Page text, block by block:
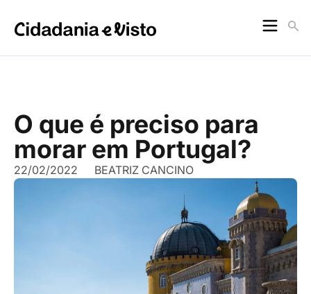
O que é preciso para
morar em Portugal?
22/02/2022 BEATRIZ CANCINO